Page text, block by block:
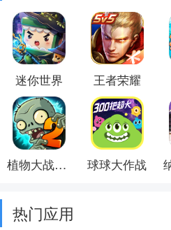
迷你世界 王者荣耀
植物大战僵尸2 球球大作战
热门应用